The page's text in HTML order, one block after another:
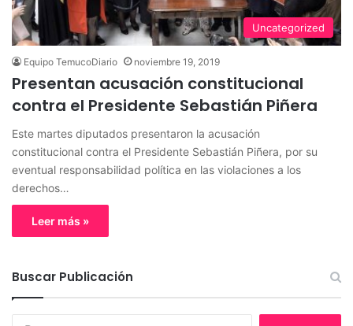
Uncategorized
Equipo TemucoDiario noviembre 19, 2019
Presentan acusación constitucional
contra el Presidente Sebastián Piñera
Este martes diputados presentaron la acusación
constitucional contra el Presidente Sebastián Piñera, por su
eventual responsabilidad política en las violaciones a los
derechos…
Leer más »
Buscar Publicación